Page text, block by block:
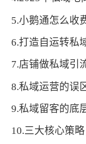
5.小鹅通怎么收
8.私域运营的误
10.三大核心策